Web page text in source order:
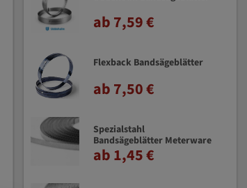
ab 7,59 €
Flexback Bandsägeblätter
ab 7,50 €
Spezialstahl
Bandsägeblätter Meterware
ab 1,45 €